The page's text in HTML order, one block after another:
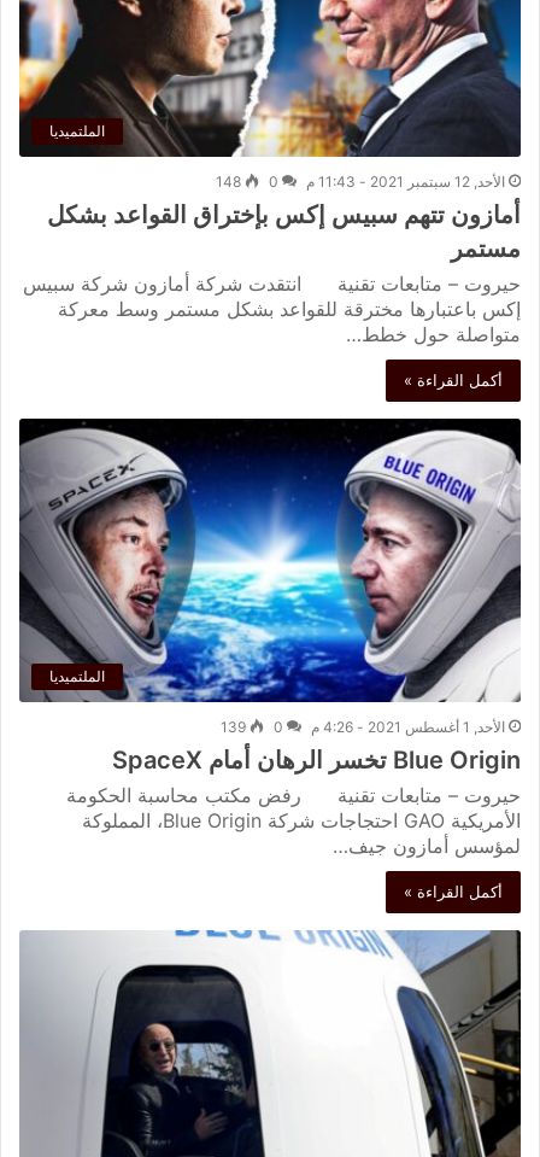
الملتميديا
الأحد, 12 سبتمبر 2021 - 11:43 م 0
148
أمازون تتهم سبيس إكس بإختراق القواعد بشكل
مستمر
حيروت – متابعات تقنية انتقدت شركة أمازون شركة سبيس
إكس باعتبارها مخترقة للقواعد بشكل مستمر وسط معركة
متواصلة حول خطط…
أكمل القراءة »
الملتميديا
الأحد, 1 أغسطس 2021 - 4:26 م 0
139
Blue Origin تخسر الرهان أمام SpaceX
حيروت – متابعات تقنية رفض مكتب محاسبة الحكومة
الأمريكية GAO احتجاجات شركة Blue Origin، المملوكة
لمؤسس أمازون جيف…
أكمل القراءة »